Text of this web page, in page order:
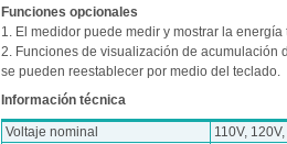
Funciones opcionales
1. El medidor puede medir y mostrar la
2. Funciones de visualización de acumulación
se pueden reestablecer por medio del teclado.
Información técnica
Voltaje nominal
110V,